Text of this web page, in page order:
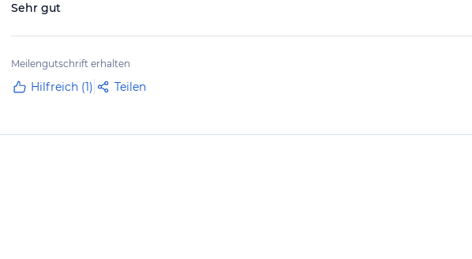
Sehr gut
Meilengutschrift erhalten
Hilfreich (1) Teilen